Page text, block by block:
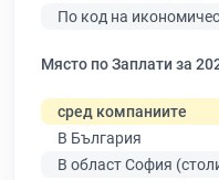
По код на
Място по Заплати за
сред компаниите
В България
В област София